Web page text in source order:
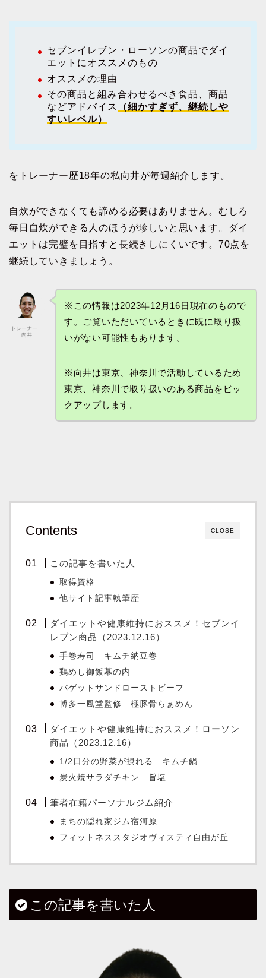
セブンイレブン・ローソンの商品でダイ
エットにオススメのもの
オススメの理由
その商品と組み合わせるべき食品、商品
などアドバイス
（細かすぎず、継続しや
すいレベル）
をトレーナー歴18年の私向井が毎週紹介します。
自炊ができなくても諦める必要はありません。むしろ
毎日自炊ができる人のほうが珍しいと思います。ダイ
エットは完璧を目指すと長続きしにくいです。70点を
継続していきましょう。
トレーナー
向井
※この情報は2023年12月16日現在のもので
す。ご覧いただいているときに既に取り扱
いがない可能性もあります。
※向井は東京、神奈川で活動しているため
東京、神奈川で取り扱いのある商品をピッ
クアップします。
CLOSE
Contents
この記事を書いた人
取得資格
他サイト記事執筆歴
ダイエットや健康維持におススメ！セブンイ
レブン商品（2023.12.16）
手巻寿司 キムチ納豆巻
鶏めし御飯幕の内
バゲットサンドローストビーフ
博多一風堂監修 極豚骨らぁめん
ダイエットや健康維持におススメ！ローソン
商品（2023.12.16）
1/2日分の野菜が摂れる キムチ鍋
炭火焼サラダチキン 旨塩
筆者在籍パーソナルジム紹介
まちの隠れ家ジム宿河原
フィットネススタジオヴィスティ自由が丘
この記事を書いた人